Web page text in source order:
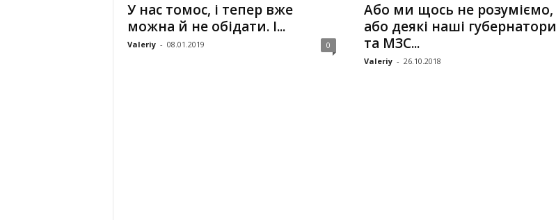
У нас томос, і тепер вже
можна й не обідати. І...
Valeriy - 08.01.2019 0
Або ми щось не розуміємо,
або деякі наші губернатори
та МЗС...
Valeriy - 26.10.2018